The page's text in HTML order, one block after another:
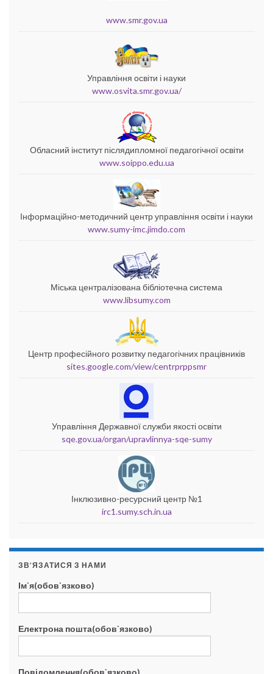
www.smr.gov.ua
Управління освіти і науки
www.osvita.smr.gov.ua/
Обласний інститут післядипломної педагогічної освіти
www.soippo.edu.ua
Інформаційно-методичний центр управління освіти і науки
www.sumy-imc.jimdo.com
Міська централізована бібліотечна система
www.libsumy.com
Центр професійного розвитку педагогічних працівників
sites.google.com/view/centrprppsmr
Управління Державної служби якості освіти
sqe.gov.ua/organ/upravlinnya-sqe-sumy
Інклюзивно-ресурсний центр №1
irc1.sumy.sch.in.ua
ЗВ’ЯЗАТИСЯ З НАМИ
Ім`я(обов`язково)
Електрона пошта(обов`язково)
Повідомлення(обов`язково)